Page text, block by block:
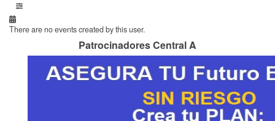
There are no events created by this user.
Patrocinadores Central A